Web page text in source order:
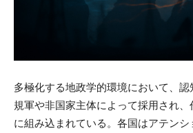
多極化する地政学的環境において、
規軍や非国家主体によって採用され
に組み込まれている。各国はアテン